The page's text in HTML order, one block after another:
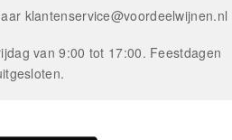
klantenservice@voordeelwijnen.nl
van 9:00 tot 17:00. Feestdagen